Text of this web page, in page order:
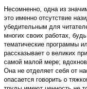
Несомненно, одна из
это именно отсутствие
убедительным для
многих своих работах,
тематические программы
рассказывает о великих
самой малой мере;
Она не отделяет себя от
опасается говорить о